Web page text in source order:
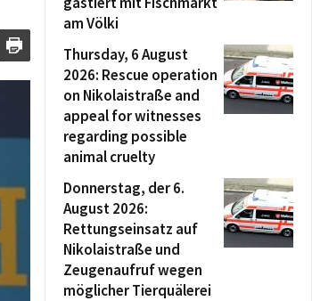
am Völki
Thursday, 6 August
2026: Rescue operation
on Nikolaistraße and
appeal for witnesses
regarding possible
animal cruelty
Donnerstag, der 6.
August 2026:
Rettungseinsatz auf
Nikolaistraße und
Zeugenaufruf wegen
möglicher Tierquälerei